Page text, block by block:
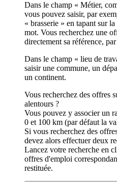
Dans le champ « Métier,
vous pouvez saisir, par
« brasserie » en tapant sur
mot. Vous recherchez une
directement sa référence,
Dans le champ « lieu de
saisir une commune, un
un continent.
Vous recherchez des offres
alentours ?
Vous pouvez y associer un
0 et 100 km (par défaut la
Si vous recherchez des
devez alors effectuer deux
Lancez votre recherche en
offres d'emploi
restituée.